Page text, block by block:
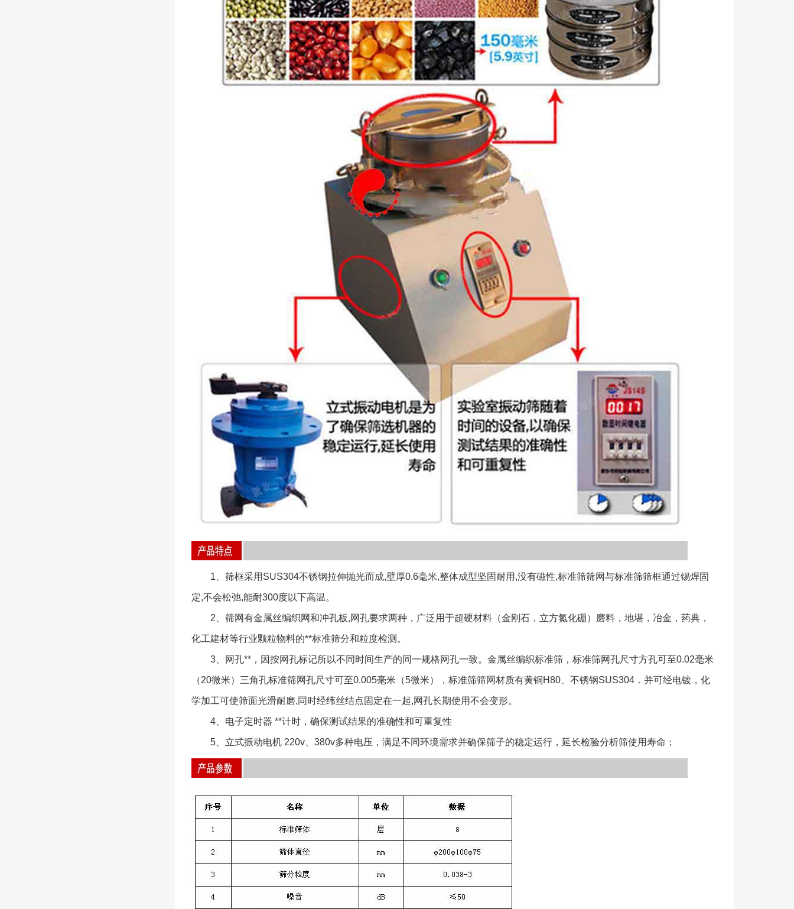
1、筛框采用SUS304不锈钢拉伸抛光而成,壁厚0.6毫米,整体成型坚固耐用,没有磁性,标准筛筛网与标准筛筛框通过锡焊固
定,不会松弛,能耐300度以下高温。
2、筛网有金属丝编织网和冲孔板,网孔要求两种，广泛用于超硬材料（金刚石，立方氮化硼）磨料，地堪，冶金，药典，
化工建材等行业颗粒物料的**标准筛分和粒度检测。
3、网孔**，因按网孔标记所以不同时间生产的同一规格网孔一致。金属丝编织标准筛，标准筛网孔尺寸方孔可至0.02毫米
（20微米）三角孔标准筛网孔尺寸可至0.005毫米（5微米），标准筛筛网材质有黄铜H80、不锈钢SUS304．并可经电镀，化
学加工可使筛面光滑耐磨,同时经纬丝结点固定在一起,网孔长期使用不会变形。
4、电子定时器 **计时，确保测试结果的准确性和可重复性
5、立式振动电机 220v、380v多种电压，满足不同环境需求并确保筛子的稳定运行，延长检验分析筛使用寿命；